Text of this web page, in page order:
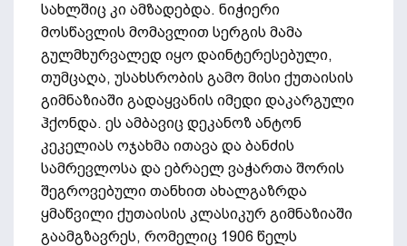
სახლშიც კი ამზადებდა. ნიჭიერი
მოსწავლის მომავლით სერგის მამა
გულმხურვალედ იყო დაინტერესებული,
თუმცაღა, უსახსრობის გამო მისი ქუთაისის
გიმნაზიაში გადაყვანის იმედი დაკარგული
ჰქონდა. ეს ამბავიც დეკანოზ ანტონ
კეკელიას ოჯახმა ითავა და ბანძის
სამრევლოსა და ებრაელ ვაჭართა შორის
შეგროვებული თანხით ახალგაზრდა
ყმაწვილი ქუთაისის კლასიკურ გიმნაზიაში
გაამგზავრეს, რომელიც 1906 წელს